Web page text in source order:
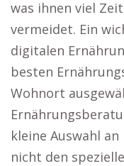
was ihnen viel
vermeidet. Ein
digitalen
besten
Wohnort
kleine Auswahl
nicht den